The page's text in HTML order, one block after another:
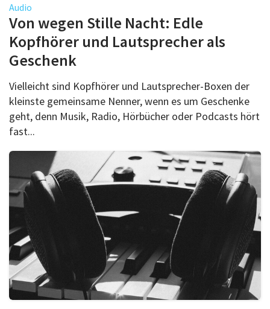
Audio
Von wegen Stille Nacht: Edle
Kopfhörer und Lautsprecher als
Geschenk
Vielleicht sind Kopfhörer und Lautsprecher-Boxen der
kleinste gemeinsame Nenner, wenn es um Geschenke
geht, denn Musik, Radio, Hörbücher oder Podcasts hört
fast...